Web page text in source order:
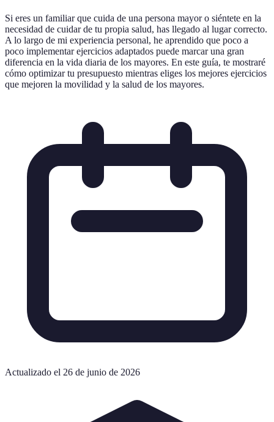
Si eres un familiar que cuida de una persona mayor o siéntete en la
necesidad de cuidar de tu propia salud, has llegado al lugar correcto.
A lo largo de mi experiencia personal, he aprendido que poco a
poco implementar ejercicios adaptados puede marcar una gran
diferencia en la vida diaria de los mayores. En este guía, te mostraré
cómo optimizar tu presupuesto mientras eliges los mejores ejercicios
que mejoren la movilidad y la salud de los mayores.
Actualizado el 26 de junio de 2026